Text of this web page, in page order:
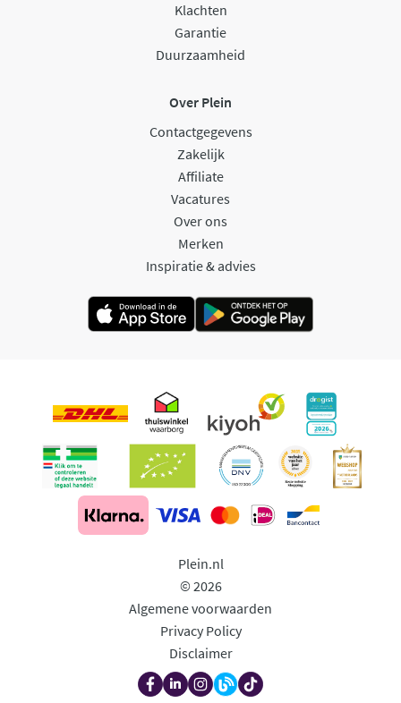
Klachten
Garantie
Duurzaamheid
Over Plein
Contactgegevens
Zakelijk
Affiliate
Vacatures
Over ons
Merken
Inspiratie & advies
Plein.nl
© 2026
Algemene voorwaarden
Privacy Policy
Disclaimer